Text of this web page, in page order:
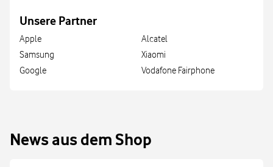
Unsere Partner
Apple
Samsung
Google
Alcatel
Xiaomi
Vodafone Fairphone
News aus dem Shop